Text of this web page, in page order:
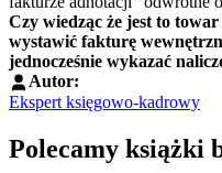
Czy wiedząc że jest to
wystawić fakturę
jednocześnie wykazać
Autor:
Ekspert księgowo-kadrowy
Polecamy książki